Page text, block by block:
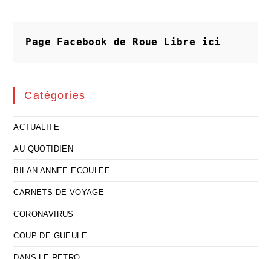
Ciseaux
Et
Page Facebook de Roue Libre ici
Catégories
ACTUALITE
AU QUOTIDIEN
BILAN ANNEE ECOULEE
CARNETS DE VOYAGE
CORONAVIRUS
COUP DE GUEULE